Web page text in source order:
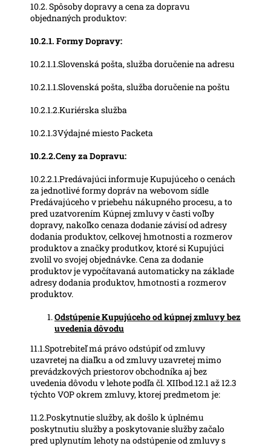
10.2. Spôsoby dopravy a cena za dopravu
objednaných produktov:
10.2.1. Formy Dopravy:
10.2.1.1.Slovenská pošta, služba doručenie na adresu
10.2.1.1.Slovenská pošta, služba doručenie na poštu
10.2.1.2.Kuriérska služba
10.2.1.3Výdajné miesto Packeta
10.2.2.Ceny za Dopravu:
10.2.2.1.Predávajúci informuje Kupujúceho o cenách
za jednotlivé formy dopráv na webovom sídle
Predávajúceho v priebehu nákupného procesu, a to
pred uzatvorením Kúpnej zmluvy v časti voľby
dopravy, nakoľko cenaza dodanie závisí od adresy
dodania produktov, celkovej hmotnosti a rozmerov
produktov a značky produtkov, ktoré si Kupujúci
zvolil vo svojej objednávke. Cena za dodanie
produktov je vypočítavaná automaticky na základe
adresy dodania produktov, hmotnosti a rozmerov
produktov.
Odstúpenie Kupujúceho od kúpnej zmluvy bez
uvedenia dôvodu
11.1.Spotrebiteľ má právo odstúpiť od zmluvy
uzavretej na diaľku a od zmluvy uzavretej mimo
prevádzkových priestorov obchodníka aj bez
uvedenia dôvodu v lehote podľa čl. XIIbod.12.1 až 12.3
týchto VOP okrem zmluvy, ktorej predmetom je:
11.2.Poskytnutie služby, ak došlo k úplnému
poskytnutiu služby a poskytovanie služby začalo
pred uplynutím lehoty na odstúpenie od zmluvy s